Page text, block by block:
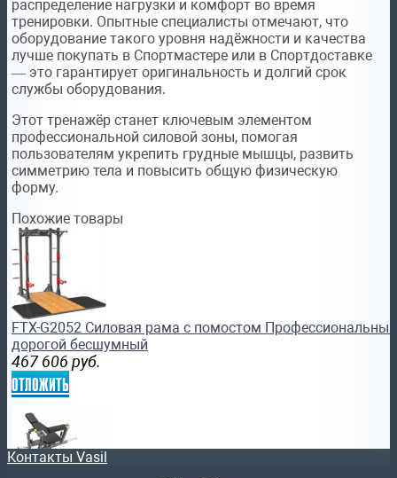
распределение нагрузки и комфорт во время
тренировки. Опытные специалисты отмечают, что
оборудование такого уровня надёжности и качества
лучше покупать в Спортмастере или в Спортдоставке
— это гарантирует оригинальность и долгий срок
службы оборудования.
Этот тренажёр станет ключевым элементом
профессиональной силовой зоны, помогая
пользователям укрепить грудные мышцы, развить
симметрию тела и повысить общую физическую
форму.
Похожие товары
FTX-G2052 Силовая рама с помостом
дорогой бесшумный
467 606 руб.
отложить
Контакты Vasil